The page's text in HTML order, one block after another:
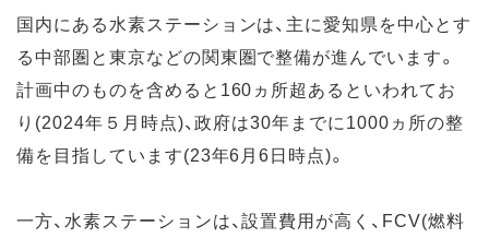
国内にある水素ステーションは、主に愛知県を中心とす
る中部圏と東京などの関東圏で整備が進んでいます。
計画中のものを含めると160ヵ所超あるといわれてお
り(2024年５月時点)、政府は30年までに1000ヵ所の整
備を目指しています(23年6月6日時点)。
一方、水素ステーションは、設置費用が高く、FCV(燃料